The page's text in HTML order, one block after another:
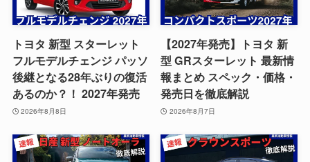
トヨタ 新型 スターレット
フルモデルチェンジ パッソ
後継となる28年ぶりの復活
あるのか？！ 2027年発売
2026年8月8日
【2027年発売】トヨタ 新
型 GRスターレット 最新情
報まとめ スペック・価格・
発売日を徹底解説
2026年8月7日